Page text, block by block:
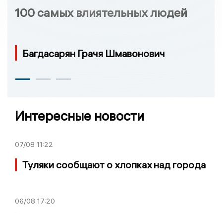
100 самых влиятельных людей
Багдасарян Грачя Шмавонович
Интересные новости
07/08 11:22
Туляки сообщают о хлопках над города
06/08 17:20